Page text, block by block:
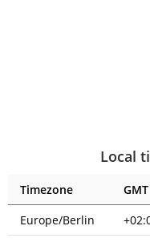
Local
Timezone GMT
Europe/Berlin